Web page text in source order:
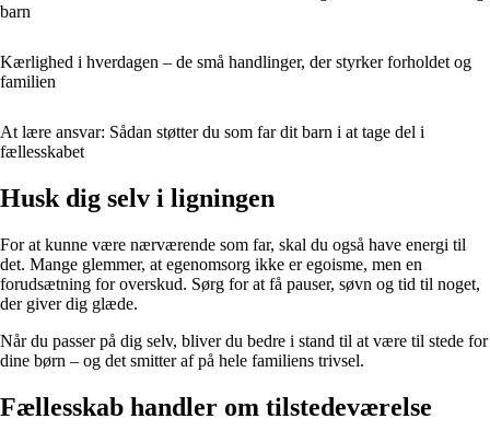
barn
Kærlighed i hverdagen – de små handlinger, der styrker forholdet og
familien
At lære ansvar: Sådan støtter du som far dit barn i at tage del i
fællesskabet
Husk dig selv i ligningen
For at kunne være nærværende som far, skal du også have energi til
det. Mange glemmer, at egenomsorg ikke er egoisme, men en
forudsætning for overskud. Sørg for at få pauser, søvn og tid til noget,
der giver dig glæde.
Når du passer på dig selv, bliver du bedre i stand til at være til stede for
dine børn – og det smitter af på hele familiens trivsel.
Fællesskab handler om tilstedeværelse